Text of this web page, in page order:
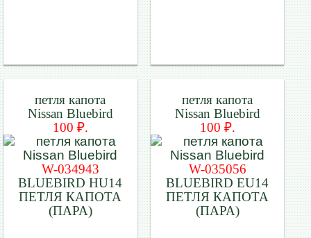
петля капота
Nissan Bluebird
100 ₽.
W-034943
BLUEBIRD HU14
ПЕТЛЯ КАПОТА
(ПАРА)
петля капота
Nissan Bluebird
100 ₽.
W-035056
BLUEBIRD EU14
ПЕТЛЯ КАПОТА
(ПАРА)